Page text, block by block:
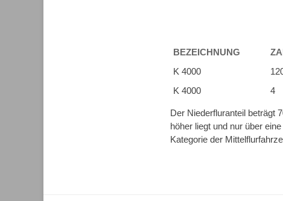
BEZEICHNUNG
K 4000
K 4000
4
Der Niederfluranteil beträgt
höher liegt und nur über
Kategorie der